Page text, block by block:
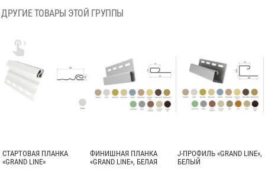
ДРУГИЕ ТОВАРЫ ЭТОЙ ГРУППЫ
СТАРТОВАЯ ПЛАНКА
«GRAND LINE»
ФИНИШНАЯ ПЛАНКА
«GRAND LINE», БЕЛАЯ
J-ПРОФИЛЬ «GRAND LINE»,
БЕЛЫЙ
